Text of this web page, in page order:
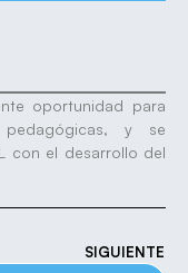
oportunidad para
y se
con el desarrollo del
SIGUIENTE